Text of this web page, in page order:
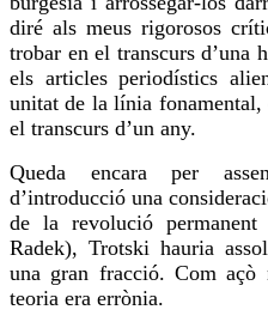
diré als meus rigorosos
trobar en el transcurs d’una
els articles periodístics
unitat de la línia fonamental,
el transcurs d’un any.
Queda encara per
d’introducció una
de la revolució permanent
Radek), Trotski hauria
una gran fracció. Com
teoria era errònia.